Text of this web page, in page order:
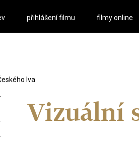
přihlášení filmu filmy online
lva
Vizuální